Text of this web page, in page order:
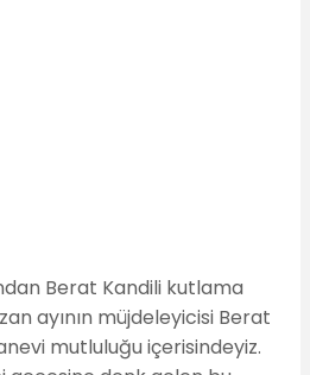
Berat Kandili kutlama
ayının müjdeleyicisi Berat
mutluluğu içerisindeyiz.